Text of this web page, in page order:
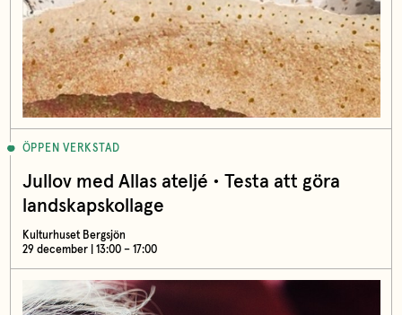
ÖPPEN VERKSTAD
Jullov med Allas ateljé • Testa att göra
landskapskollage
Kulturhuset Bergsjön
29 december | 13:00 – 17:00